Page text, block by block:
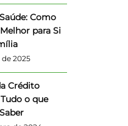
Como
para Si
2025
Crédito
o que